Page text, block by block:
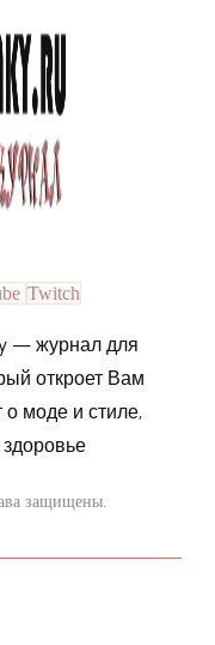
Twitch
— журнал для
откроет Вам
о моде и стиле,
защищены.